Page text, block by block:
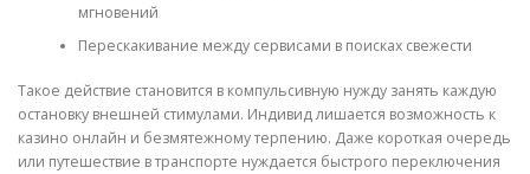
мгновений
Перескакивание между сервисами в поисках свежести
Такое действие становится в компульсивную нужду занять каждую
остановку внешней стимулами. Индивид лишается возможность к
казино онлайн и безмятежному терпению. Даже короткая очередь
или путешествие в транспорте нуждается быстрого переключения